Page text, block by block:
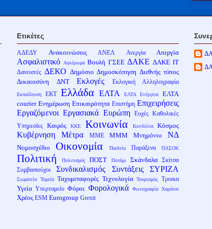
Ετικέτες
ΑΔΕΔΥ Ανακοινώσεις ΑΝΕΛ Ανεργία Απεργία
Ασφαλιστικό Αφιέρωμα Βουλή ΓΣΕΕ ΔΑΚΕ ΔΑΚΕ ΙΤ
Δανειστές ΔΕΚΟ Δημόσιο Δημοσκόπηση Διεθνής τύπος
Δικαιοσύνη
ΔΝΤ Εκλογές Εκλογική Αλληλογραφία
Εκπαίδευση ΕΚΤ Ελλάδα ΕΛΤΑ ΕΛΤΑ Ενέργεια
ΕΛΤΑ
courier Ενημέρωση Επικαιρότητα Επιστήμη Επιχειρήσεις
Εργαζόμενοι Εργασιακά Ευρώπη Ευχές Καθολικές
Υπηρεσίες
Καιρός ΚΚΕ Κοινωνία Κονδύλια Κόσμος
Κυβέρνηση Μέτρα ΜΜΕ ΜΜΜ Μνημόνιο ΝΔ
Νομοσχέδιο Οικονομία Παιδεία Παράξενα ΠΑΣΟΚ
Πολιτική Πολιτισμός ΠΟΣΤ Ποτάμι Σκάνδαλα
Σκίτσα
Συμβασιούχοι
Συνδικαλισμός Συντάξεις ΣΥΡΙΖΑ
Σωματεία Ταμεία Ταχυμεταφορές Τεχνολογία Τουρισμός Τροικα
Υγεία Υπερταμείο Φόροι Φορολογικά Φωτογραφία Χαράτσι
Χρέος ESM Eurogroup Grexit